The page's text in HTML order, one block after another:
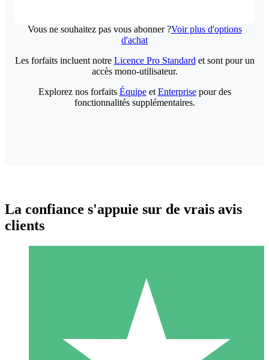
Vous ne souhaitez pas vous abonner ?Voir plus d'options
d'achat
Packs de Crédits Individuels
Payez à l'utilisation avec des crédits de téléchargement. Sans
Les forfaits incluent notre Licence Pro Standard et sont pour un
accès mono-utilisateur.
Explorez nos forfaits Équipeet Enterprisepour des
fonctionnalités supplémentaires.
La confiance s'appuie sur de vrais avis
clients